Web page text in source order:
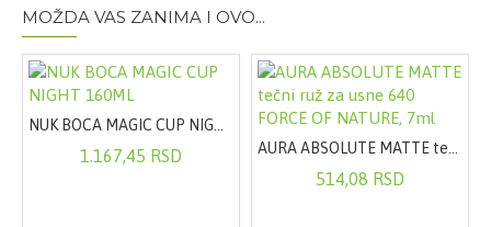
MOŽDA VAS ZANIMA I OVO...
1.167,45 RSD
514,08 RSD